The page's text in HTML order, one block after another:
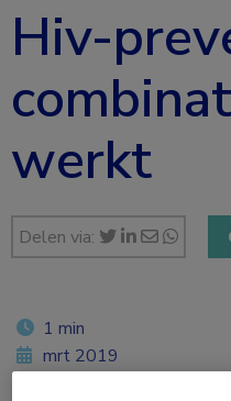
Hiv-
werkt
Delen via:
1 min
mrt 2019